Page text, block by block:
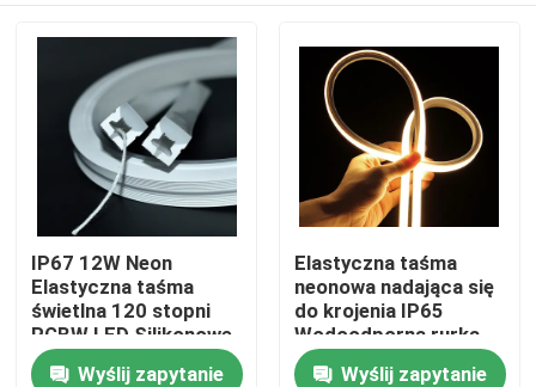
Dom
IP67 12W Neon
Elastyczna taśma
świetlna 120 stopni
RGBW LED Silikonowe
światło
Wyślij zapytanie
Elastyczna taśma
neonowa nadająca się
do krojenia IP65
Wodoodporna rurka
silikonowa LED 24v
Wyślij zapytanie